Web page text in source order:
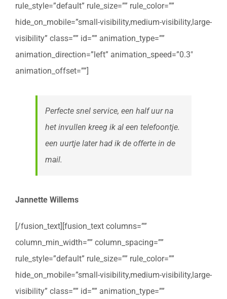
rule_style=”default” rule_size=”” rule_color=””
hide_on_mobile=”small-visibility,medium-visibility,large-
visibility” class=”” id=”” animation_type=””
animation_direction=”left” animation_speed=”0.3″
animation_offset=””]
Perfecte snel service, een half uur na
het invullen kreeg ik al een telefoontje.
een uurtje later had ik de offerte in de
mail.
Jannette Willems
[/fusion_text][fusion_text columns=””
column_min_width=”” column_spacing=””
rule_style=”default” rule_size=”” rule_color=””
hide_on_mobile=”small-visibility,medium-visibility,large-
visibility” class=”” id=”” animation_type=””